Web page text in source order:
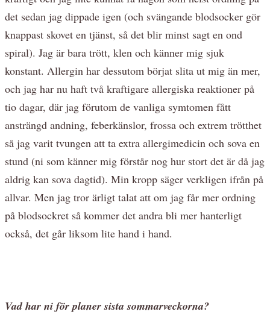
det sedan jag dippade igen (och svängande blodsocker gör
knappast skovet en tjänst, så det blir minst sagt en ond
spiral). Jag är bara trött, klen och känner mig sjuk
konstant. Allergin har dessutom börjat slita ut mig än mer,
och jag har nu haft två kraftigare allergiska reaktioner på
tio dagar, där jag förutom de vanliga symtomen fått
ansträngd andning, feberkänslor, frossa och extrem trötthet
så jag varit tvungen att ta extra allergimedicin och sova en
stund (ni som känner mig förstår nog hur stort det är då jag
aldrig kan sova dagtid). Min kropp säger verkligen ifrån på
allvar. Men jag tror ärligt talat att om jag får mer ordning
på blodsockret så kommer det andra bli mer hanterligt
också, det går liksom lite hand i hand.
Vad har ni för planer sista sommarveckorna?